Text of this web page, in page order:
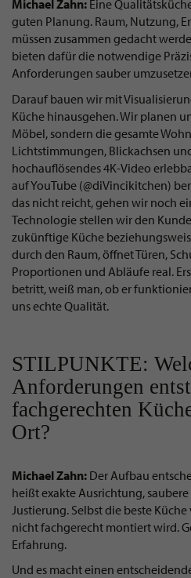
Michael Zahn: Eine
guten Planung. Raum, Nutzung,
müssen zusammen gedacht
bieten dafür die notwendige
Anforderungen sauber
Darauf bauen wir mit
Küche hinausgehen. Wir planen
Möbel, sondern die gesamte
Lichtstimmungen, Blickachsen
hochauflösendes 4K-Video
auf YouTube (@diVincikitchen)
das nicht reicht, gehen wir noch
Technologie stellen wir den
zukünftige Küche
durch den Raum, öffnet Türen,
Proportionen und Abläufe real.
betritt, weiß man, ob er
uns echte Qualität.
STILPUNKTE:
Anforderungen
fachgerechten
Ort?
Michael Zahn: Der Aufbau
heißt exakte Ausrichtung,
Justierung. Selbst die beste
nicht fachgerecht montiert wird.
Erfahrung.
Und es macht einen